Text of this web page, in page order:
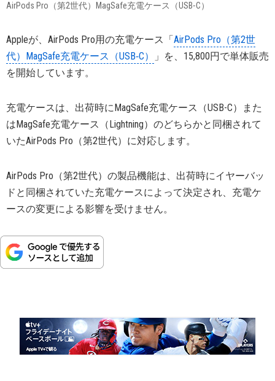
AirPods Pro（第2世代）MagSafe充電ケース（USB‑C）
Appleが、AirPods Pro用の充電ケース「AirPods Pro（第2世
代）MagSafe充電ケース（USB‑C）
」を、15,800円で単体販売
を開始しています。
充電ケースは、出荷時にMagSafe充電ケース（USB-C）また
はMagSafe充電ケース（Lightning）のどちらかと同梱されて
いたAirPods Pro（第2世代）に対応します。
AirPods Pro（第2世代）の製品機能は、出荷時にイヤーバッ
ドと同梱されていた充電ケースによって決定され、充電ケ
ースの変更による影響を受けません。